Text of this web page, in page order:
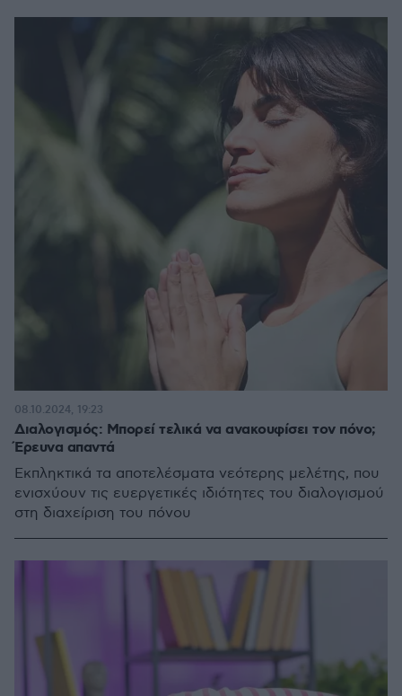
Διαλογισμός: Μπορεί τελικά να ανακουφίσει τον πόνο;
Έρευνα απαντά
Εκπληκτικά τα αποτελέσματα νεότερης μελέτης, που
ενισχύουν τις ευεργετικές ιδιότητες του διαλογισμού
στη διαχείριση του πόνου
08.10.2024, 19:23